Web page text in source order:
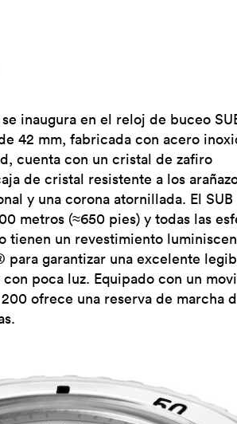
inaugura en el reloj de buceo
42 mm, fabricada con acero
cuenta con un cristal de zafiro
de cristal resistente a los
y una corona atornillada. El SUB
metros (≈650 pies) y todas las
tienen un revestimiento
para garantizar una excelente
poca luz. Equipado con un
ofrece una reserva de marcha